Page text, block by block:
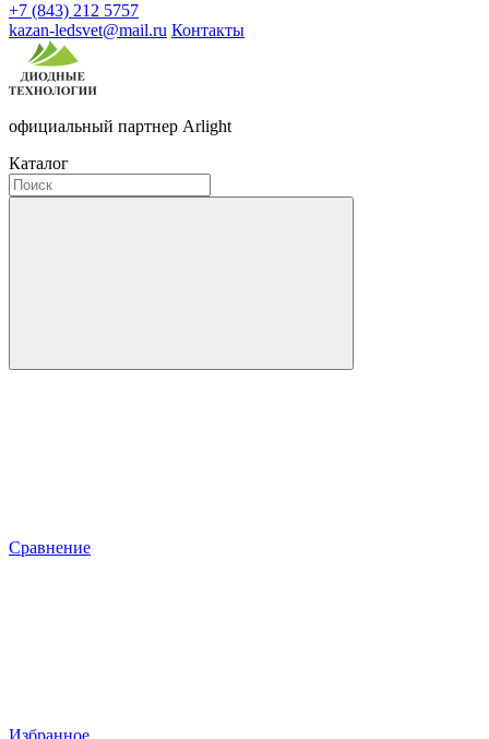
+7 (843) 212 5757
kazan-ledsvet@mail.ru Контакты
официальный партнер Arlight
Каталог
Сравнение
Избранное